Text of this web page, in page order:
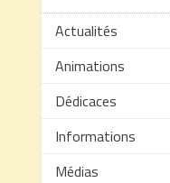
Actualités
Animations
Dédicaces
Informations
Médias